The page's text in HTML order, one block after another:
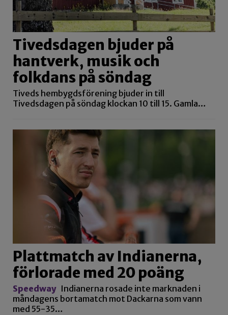
Tivedsdagen bjuder på
hantverk, musik och
folkdans på söndag
Tiveds hembygdsförening bjuder in till
Tivedsdagen på söndag klockan 10 till 15. Gamla…
Plattmatch av Indianerna,
förlorade med 20 poäng
Speedway Indianerna rosade inte marknaden i
måndagens bortamatch mot Dackarna som vann
med 55-35…